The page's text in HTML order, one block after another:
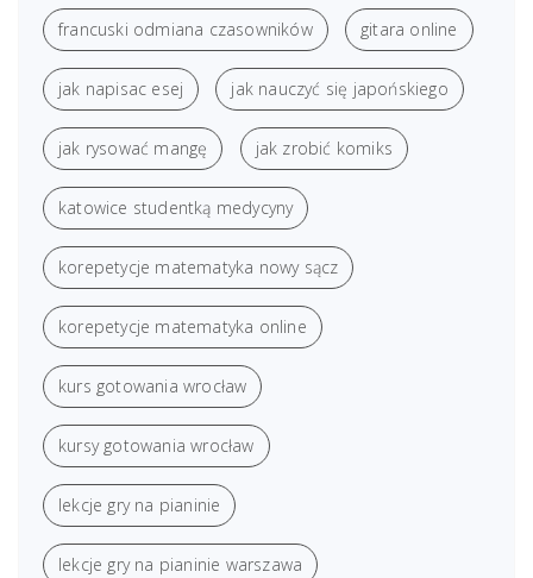
francuski odmiana czasowników gitara online
jak napisac esej jak nauczyć się japońskiego
jak rysować mangę jak zrobić komiks
katowice studentką medycyny
korepetycje matematyka nowy sącz
korepetycje matematyka online
kurs gotowania wrocław
kursy gotowania wrocław
lekcje gry na pianinie
lekcje gry na pianinie warszawa